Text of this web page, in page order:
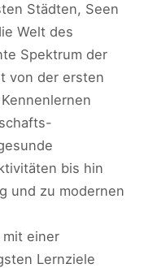
Städten, Seen
Welt des
Spektrum der
von der ersten
bis hin
und zu modernen
mit einer
Lernziele